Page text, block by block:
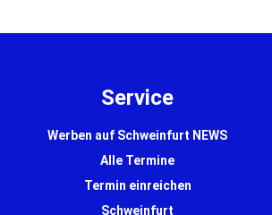
Service
Werben auf Schweinfurt NEWS
Alle Termine
Termin einreichen
Schweinfurt